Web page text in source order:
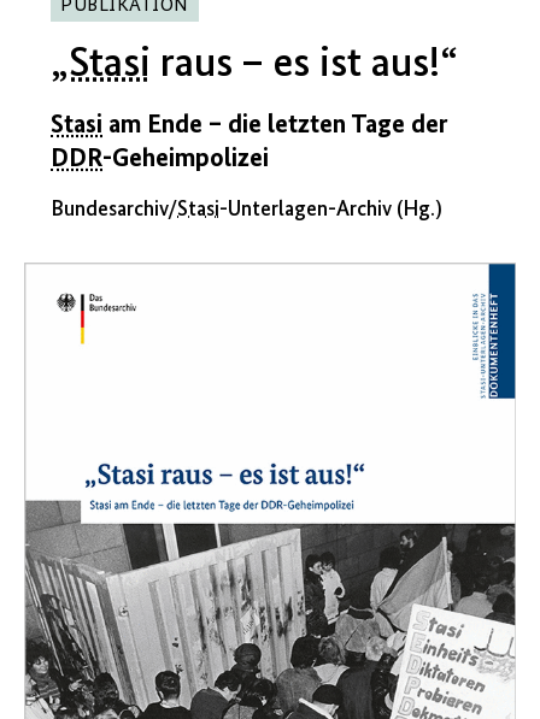
PUBLIKATION
„Stasi raus – es ist aus!“
Stasi am Ende – die letzten Tage der
DDR-Geheimpolizei
Bundesarchiv/Stasi-Unterlagen-Archiv (Hg.)